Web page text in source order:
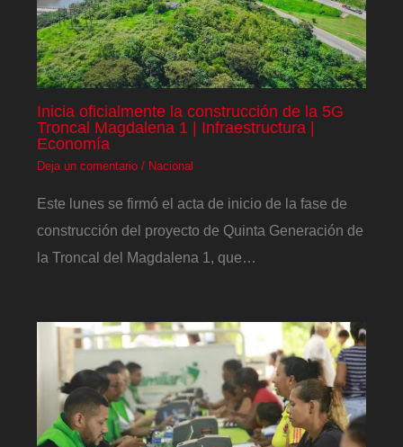
Inicia oficialmente la construcción de la 5G
Troncal Magdalena 1 | Infraestructura |
Economía
Deja un comentario / Nacional
Este lunes se firmó el acta de inicio de la fase de
construcción del proyecto de Quinta Generación de
la Troncal del Magdalena 1, que…